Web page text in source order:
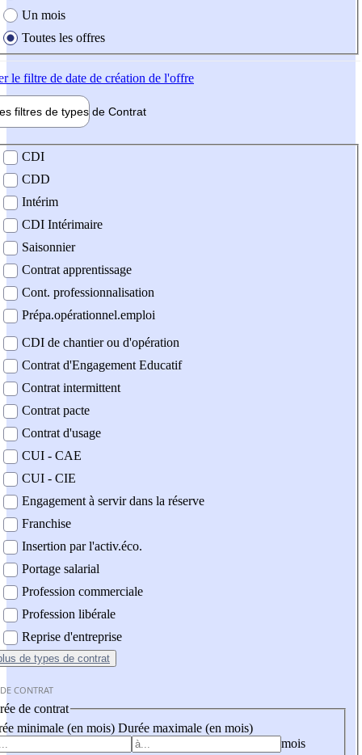
Un mois
Toutes les offres
le filtre de date de création de l'offre
filtres de types de Contrat
contrat
CDI
CDD
Intérim
CDI Intérimaire
Saisonnier
Contrat apprentissage
Cont. professionnalisation
Prépa.opérationnel.emploi
CDI de chantier ou d'opération
Contrat d'Engagement Educatif
Contrat intermittent
Contrat pacte
Contrat d'usage
CUI - CAE
CUI - CIE
Engagement à servir dans la réserve
Franchise
Insertion par l'activ.éco.
Portage salarial
Profession commerciale
Profession libérale
Reprise d'entreprise
de types de contrat
CONTRAT
de contrat
minimale (en mois) Durée maximale (en mois)
mois